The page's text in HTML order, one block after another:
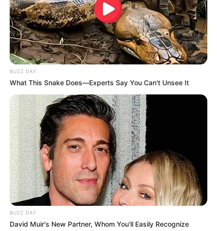
Όλα τα κείμενα και οι εικόνες είναι πνευματική ιδιοκτησία του
ΝΙΚΟΛΑΟΣ ΑΝΑΞΙΜΑΝΔΡΟΣ. Aπαγορεύεται η αναπαραγωγή, η
αναδημοσίευση και η τροποποίησή τους χωρίς προηγούμενη
γραπτή άδεια του δημιουργού τους. Με επιφύλαξη κάθε νόμιμου
δικαιώματος. Διαβάστε την Πολιτική Απορρήτου
να το χρησιμοποιήσετε, καθώς χρησιμοποιώντας το την
αποδέχεστε. Ο ιστότοπος διατηρεί το δικαίωμα να τροποποιήσει
τους όρους χρήσης.
Επικοινωνήστε μαζί μας:nikolaosgeor@gmail.com
BUZZ DAY
What This Snake Does—Experts Say You Can't Unsee It
BUZZ DAY
David Muir's New Partner, Whom You'll Easily Recognize